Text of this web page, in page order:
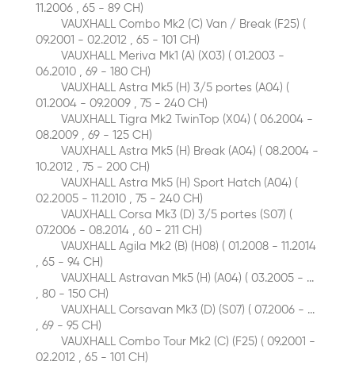
11.2006 , 65 - 89 CH)
VAUXHALL Combo Mk2 (C) Van / Break (F25) (
09.2001 - 02.2012 , 65 - 101 CH)
VAUXHALL Meriva Mk1 (A) (X03) ( 01.2003 -
06.2010 , 69 - 180 CH)
VAUXHALL Astra Mk5 (H) 3/5 portes (A04) (
01.2004 - 09.2009 , 75 - 240 CH)
VAUXHALL Tigra Mk2 TwinTop (X04) ( 06.2004 -
08.2009 , 69 - 125 CH)
VAUXHALL Astra Mk5 (H) Break (A04) ( 08.2004 -
10.2012 , 75 - 200 CH)
VAUXHALL Astra Mk5 (H) Sport Hatch (A04) (
02.2005 - 11.2010 , 75 - 240 CH)
VAUXHALL Corsa Mk3 (D) 3/5 portes (S07) (
07.2006 - 08.2014 , 60 - 211 CH)
VAUXHALL Agila Mk2 (B) (H08) ( 01.2008 - 11.2014
, 65 - 94 CH)
VAUXHALL Astravan Mk5 (H) (A04) ( 03.2005 - ...
, 80 - 150 CH)
VAUXHALL Corsavan Mk3 (D) (S07) ( 07.2006 - ...
, 69 - 95 CH)
VAUXHALL Combo Tour Mk2 (C) (F25) ( 09.2001 -
02.2012 , 65 - 101 CH)